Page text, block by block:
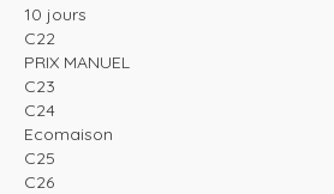
10 jours
C22
PRIX MANUEL
C23
C24
Ecomaison
C25
C26